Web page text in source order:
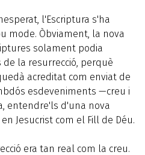
l'Escriptura s'ha
mode. Òbviament, la nova
solament podia
la resurrecció, perquè
acreditat com enviat de
esdeveniments —creu i
entendre'ls d'una nova
Jesucrist com el Fill de Déu.
era tan real com la creu.